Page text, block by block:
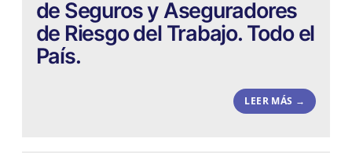
de Seguros y Aseguradores
de Riesgo del Trabajo. Todo el
País.
LEER MÁS →